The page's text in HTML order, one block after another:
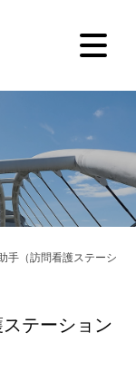
手（訪問看護ステーショ
テーション